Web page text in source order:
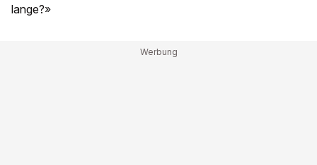
lange?»